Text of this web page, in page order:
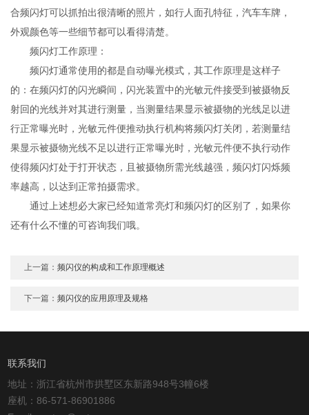
合频闪灯可以抓拍出很清晰的照片，如行人面孔特征，汽车车牌，
外观颜色等一些细节都可以看得清楚。
频闪灯工作原理：
频闪灯通常使用的都是自动曝光模式，其工作原理是这样子
的：在频闪灯的闪光瞬间，闪光装置中的光敏元件接受到被摄物反
射回的光线并对其进行测量，当测量结果显示被摄物的光线足以进
行正常曝光时，光敏元件便推动执行机构将频闪灯关闭，若测量结
果显示被摄物光线不足以进行正常曝光时，光敏元件便不执行动作
使得频闪灯处于打开状态，且被摄物所需光线越强，频闪灯闪烁频
率越高，以达到正常拍摄需求。
通过上述想必大家已经知道常亮灯和频闪灯的区别了，如果你
还有什么不懂的可咨询我们哦。
上一篇：频闪仪的构成和工作原理概述
下一篇：频闪仪的应用原理及规格
联系我们
地址：浙江省杭州市拱墅区东新路948号3幢6楼
座机：86-571-86901886